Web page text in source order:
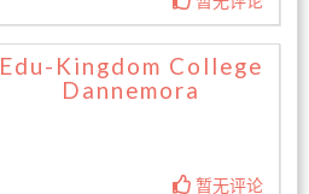
Edu-Kingdom College
Dannemora
暂无评论